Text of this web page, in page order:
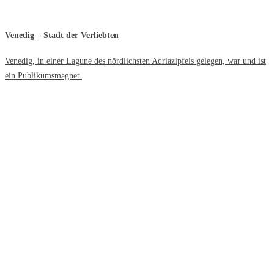
Venedig – Stadt der Verliebten
Venedig, in einer Lagune des nördlichsten Adriazipfels gelegen, war und ist
ein Publikumsmagnet.